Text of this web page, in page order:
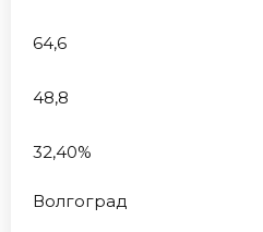
64,6
48,8
32,40%
Волгоград